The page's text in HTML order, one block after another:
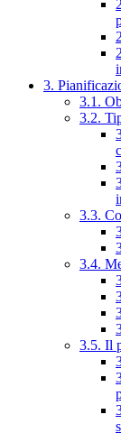
3.
3.1.
3.2.
3.3.
3.4.
3.5. Il